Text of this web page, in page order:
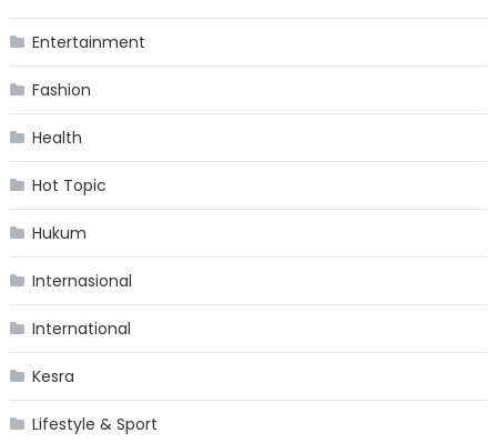
Entertainment
Fashion
Health
Hot Topic
Hukum
Internasional
International
Kesra
Lifestyle & Sport